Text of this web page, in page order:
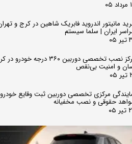
مانیتور اندروید فابریک شاهین در کرج و
ایران | سلما سیستم
مرکز نصب تخصصی دوربین
و امنیت بی‌نقص
مرکزی تخصصی دوربین ثبت وقایع
حقوقی و نصب مخفیانه